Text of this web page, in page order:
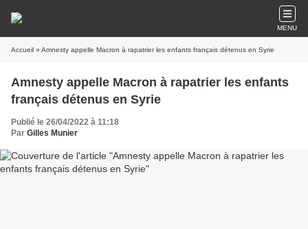
MENU
Accueil » Amnesty appelle Macron à rapatrier les enfants français détenus en Syrie
Amnesty appelle Macron à rapatrier les enfants
français détenus en Syrie
Publié le 26/04/2022 à 11:18
Par Gilles Munier